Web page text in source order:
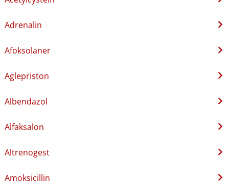
Adrenalin
Afoksolaner
Aglepriston
Albendazol
Alfaksalon
Altrenogest
Amoksicillin